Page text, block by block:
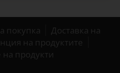
покупка
Доставка на
на продуктите
продукти